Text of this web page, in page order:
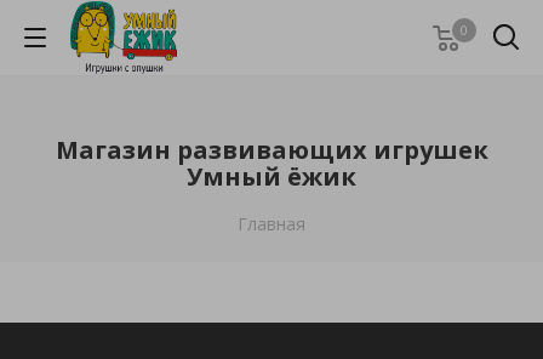
0
Магазин развивающих игрушек
Умный ёжик
Главная